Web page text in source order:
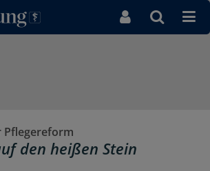
Pflegereform
den heißen Stein